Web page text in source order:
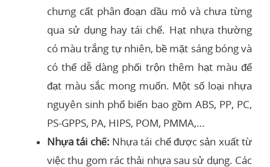
chưng cất phân đoạn dầu mỏ và chưa từng
qua sử dụng hay tái chế. Hạt nhựa thường
có màu trắng tự nhiên, bề mặt sáng bóng và
có thể dễ dàng phối trộn thêm hạt màu để
đạt màu sắc mong muốn. Một số loại nhựa
nguyên sinh phổ biến bao gồm ABS, PP, PC,
PS-GPPS, PA, HIPS, POM, PMMA,…
Nhựa tái chế: Nhựa tái chế được sản xuất từ
việc thu gom rác thải nhựa sau sử dụng. Các